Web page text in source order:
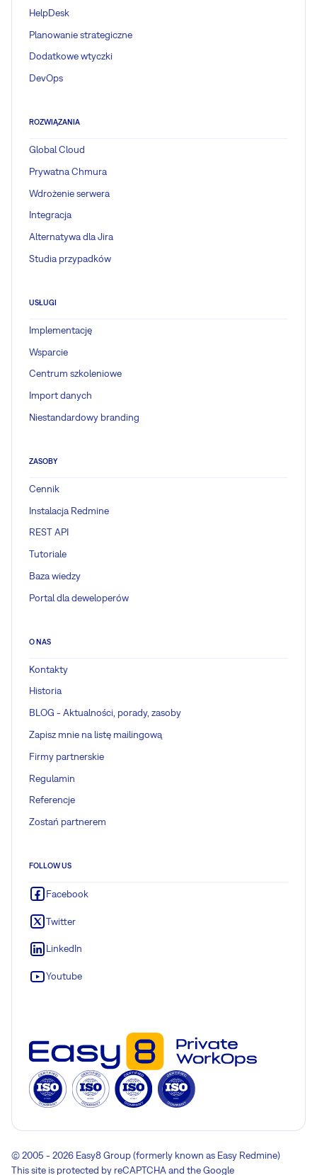
HelpDesk
Planowanie strategiczne
Dodatkowe wtyczki
DevOps
ROZWIĄZANIA
Global Cloud
Prywatna Chmura
Wdrożenie serwera
Integracja
Alternatywa dla Jira
Studia przypadków
USŁUGI
Implementację
Wsparcie
Centrum szkoleniowe
Import danych
Niestandardowy branding
ZASOBY
Cennik
Instalacja Redmine
REST API
Tutoriale
Baza wiedzy
Portal dla deweloperów
O NAS
Kontakty
Historia
BLOG - Aktualności, porady, zasoby
Zapisz mnie na listę mailingową
Firmy partnerskie
Regulamin
Referencje
Zostań partnerem
FOLLOW US
Facebook
Twitter
LinkedIn
Youtube
© 2005 - 2026 Easy8 Group (formerly known as Easy Redmine)
This site is protected by reCAPTCHA and the Google